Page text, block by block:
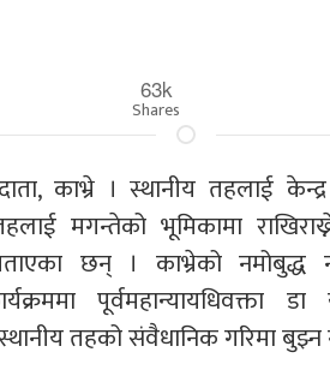
63k
Shares
काभ्रे । स्थानीय तहलाई
मगन्तेको भूमिकामा
छन् । काभ्रेको नमोबुद्ध
पूर्वमहान्यायधिवक्ता
तहको संवैधानिक गरिमा